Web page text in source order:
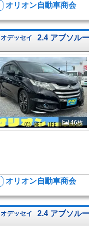
オリオン自動車商会
オデッセイ 2.4 アブソル
46枚
オリオン自動車商会
オデッセイ 2.4 アブソル